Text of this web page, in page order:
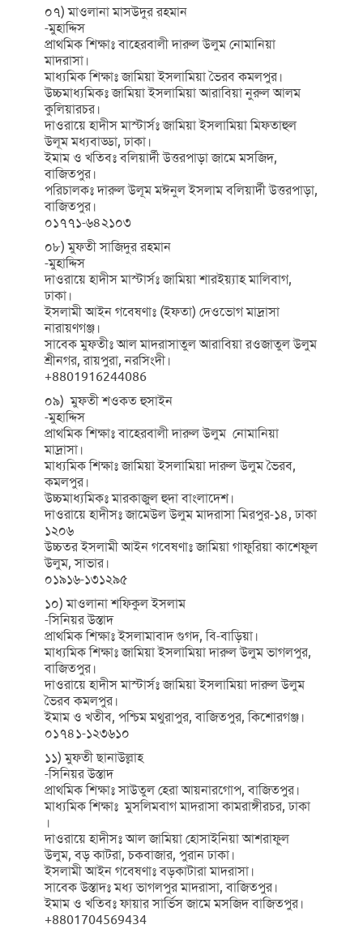
০৭) মাওলানা মাসউদুর রহমান
-মুহাদ্দিস
প্রাথমিক শিক্ষাঃ বাহেরবালী দারুল উলুম নোমানিয়া
মাদরাসা।
মাধ্যমিক শিক্ষাঃ জামিয়া ইসলামিয়া ভৈরব কমলপুর।
উচ্চমাধ্যমিকঃ জামিয়া ইসলামিয়া আরাবিয়া নুরুল আলম
কুলিয়ারচর।
দাওরায়ে হাদীস মাস্টার্সঃ জামিয়া ইসলামিয়া মিফতাহুল
উলূম মধ্যবাড্ডা, ঢাকা।
ইমাম ও খতিবঃ বলিয়ার্দী উত্তরপাড়া জামে মসজিদ,
বাজিতপুর।
পরিচালকঃ দারুল উলূম মঈনুল ইসলাম বলিয়ার্দী উত্তরপাড়া,
বাজিতপুর।
০১৭৭১-৬৪২১০৩
০৮) মুফতী সাজিদুর রহমান
-মুহাদ্দিস
দাওরায়ে হাদীস মাস্টার্সঃ জামিয়া শারইয়্যাহ মালিবাগ,
ঢাকা।
ইসলামী আইন গবেষণাঃ (ইফতা) দেওভোগ মাদ্রাসা
নারায়ণগঞ্জ।
সাবেক মুফতীঃ আল মাদরাসাতুল আরাবিয়া রওজাতুল উলুম
শ্রীনগর, রায়পুরা, নরসিংদী।
+8801916244086
০৯) মুফতী শওকত হুসাইন
-মুহাদ্দিস
প্রাথমিক শিক্ষাঃ বাহেরবালী দারুল উলুম নোমানিয়া
মাদ্রাসা।
মাধ্যমিক শিক্ষাঃ জামিয়া ইসলামিয়া দারুল উলুম ভৈরব,
কমলপুর।
উচ্চমাধ্যমিকঃ মারকাজুল হুদা বাংলাদেশ।
দাওরায়ে হাদীসঃ জামেউল উলুম মাদরাসা মিরপুর-১৪, ঢাকা
১২০৬
উচ্চতর ইসলামী আইন গবেষণাঃ জামিয়া গাফুরিয়া কাশেফুল
উলুম, সাভার।
০১৯১৬-১৩১২৯৫
১০) মাওলানা শফিকুল ইসলাম
-সিনিয়র উস্তাদ
প্রাথমিক শিক্ষাঃ ইসলামাবাদ গুগদ, বি-বাড়িয়া।
মাধ্যমিক শিক্ষাঃ জামিয়া ইসলামিয়া দারুল উলুম ভাগলপুর,
বাজিতপুর।
দাওরায়ে হাদীস মাস্টার্সঃ জামিয়া ইসলামিয়া দারুল উলুম
ভৈরব কমলপুর।
ইমাম ও খতীব, পশ্চিম মথুরাপুর, বাজিতপুর, কিশোরগঞ্জ।
০১৭৪১-১২৩৬১০
১১) মুফতী ছানাউল্লাহ
-সিনিয়র উস্তাদ
প্রাথমিক শিক্ষাঃ সাউতুল হেরা আয়নারগোপ, বাজিতপুর।
মাধ্যমিক শিক্ষাঃ মুসলিমবাগ মাদরাসা কামরাঙ্গীরচর, ঢাকা
।
দাওরায়ে হাদীসঃ আল জামিয়া হোসাইনিয়া আশরাফুল
উলুম, বড় কাটরা, চকবাজার, পুরান ঢাকা।
ইসলামী আইন গবেষণাঃ বড়কাটারা মাদরাসা।
সাবেক উস্তাদঃ মধ্য ভাগলপুর মাদরাসা, বাজিতপুর।
ইমাম ও খতিবঃ ফায়ার সার্ভিস জামে মসজিদ বাজিতপুর।
+8801704569434